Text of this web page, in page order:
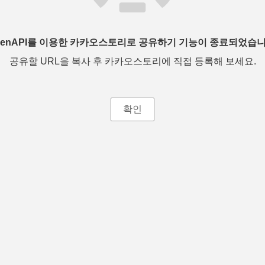
를 이용한 카카오스토리로 공유하기 기능이 종료되었습
공유할 URL을 복사 후 카카오스토리에 직접 등록해 보세요.
확인